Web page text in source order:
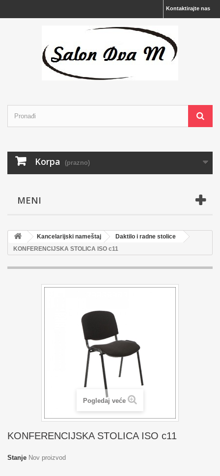
Kontaktirajte nas
Korpa (prazno)
MENI
Kancelarijski nameštaj
Daktilo i radne stolice
KONFERENCIJSKA STOLICA ISO c11
Pogledaj veće
KONFERENCIJSKA STOLICA ISO c11
Stanje Nov proizvod